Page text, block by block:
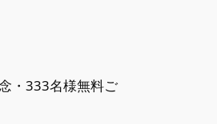
念・333名様無料ご